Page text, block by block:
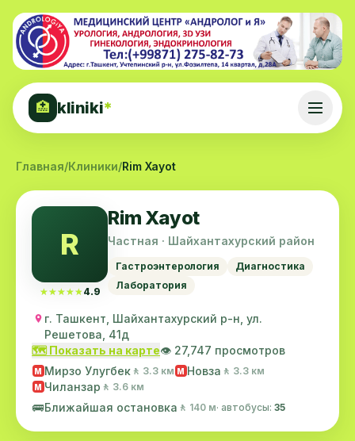
🏥 kliniki*
Главная/Клиники/Rim Xayot
R
★★★★★
★★★★★ 4.9
Rim Xayot
Частная · Шайхантахурский район
Гастроэнтерология
Диагностика
Лаборатория
г. Ташкент, Шайхантахурский р-н, ул.
Решетова, 41д
🗺️ Показать на карте👁️ 27,747 просмотров
M Мирзо Улугбек 🚶 3.3 км M Новза 🚶 3.3 км
M Чиланзар 🚶 3.6 км
🚌Ближайшая остановка 🚶 140 м· автобусы: 35